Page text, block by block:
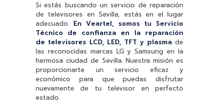
Si estás buscando un servicio de reparación
de televisores en Sevilla, estás en el lugar
adecuado. En Veartel, somos tu Servicio
Técnico de confianza en la reparación
de televisores LCD, LED, TFT y plasma de
las reconocidas marcas LG y Samsung en la
hermosa ciudad de Sevilla. Nuestra misión es
proporcionarte un servicio eficaz y
económico para que puedas disfrutar
nuevamente de tu televisor en perfecto
estado.